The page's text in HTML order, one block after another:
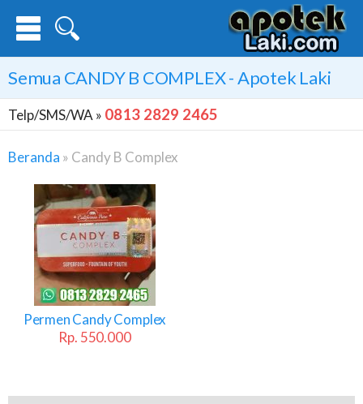
Semua CANDY B COMPLEX- Apotek Laki
Telp/SMS/WA » 0813 2829 2465
Beranda » Candy B Complex
Candy
Complex
Permen Candy Complex
Rp. 550.000